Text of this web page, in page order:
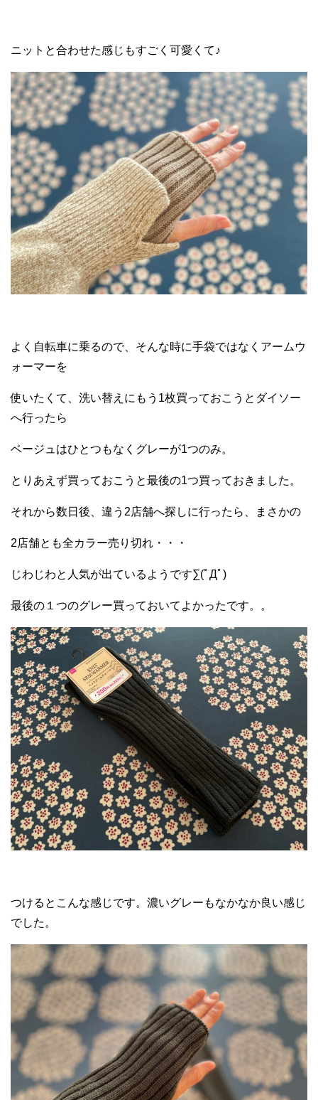
ニットと合わせた感じもすごく可愛くて♪
よく自転車に乗るので、そんな時に手袋ではなくアームウ
ォーマーを
使いたくて、洗い替えにもう1枚買っておこうとダイソー
へ行ったら
ベージュはひとつもなくグレーが1つのみ。
とりあえず買っておこうと最後の1つ買っておきました。
それから数日後、違う2店舗へ探しに行ったら、まさかの
2店舗とも全カラー売り切れ・・・
じわじわと人気が出ているようです∑(ﾟДﾟ)
最後の１つのグレー買っておいてよかったです。。
つけるとこんな感じです。濃いグレーもなかなか良い感じ
でした。